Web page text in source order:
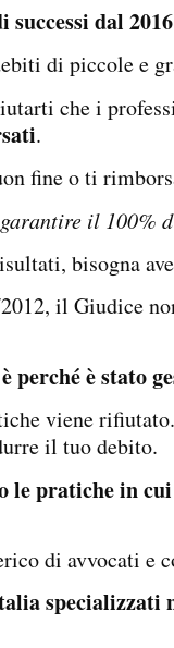
successi dal 2016
di piccole e
che i
.
fine o ti
il 100%
bisogna
il Giudice
perché è stato
viene
il tuo debito.
le pratiche in
di avvocati
specializzati